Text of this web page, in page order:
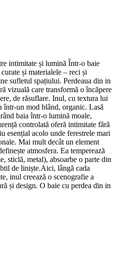
intimitate și lumină Într-o baie
și materialele – reci și
sufletul spațiului. Perdeaua din in
vizuală care transformă o încăpere
de răsuflare. Inul, cu textura lui
într-un mod blând, organic. Lasă
baia într-o lumină moale,
controlată oferă intimitate fără
esențial acolo unde ferestrele mari
Mai mult decât un element
atmosfera. Ea temperează
sticlă, metal), absoarbe o parte din
de liniște.Aici, lângă cada
inul creează o scenografie a
și design. O baie cu perdea din in